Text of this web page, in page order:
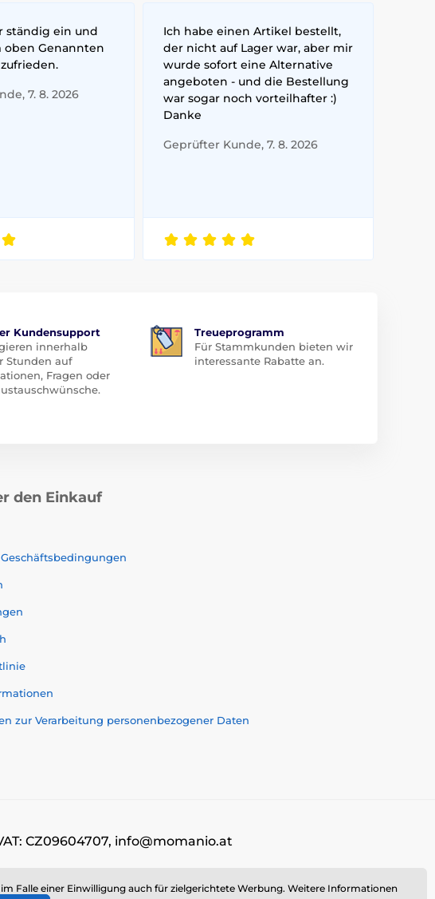
ständig ein und
Genannten
7. 8. 2026
Ich habe einen Artikel bestellt,
der nicht auf Lager war, aber mir
wurde sofort eine Alternative
angeboten - und die Bestellung
war sogar noch vorteilhafter :)
Danke
Geprüfter Kunde, 7. 8. 2026
Kundensupport
innerhalb
Stunden auf
Fragen oder
Treueprogramm
Für Stammkunden bieten wir
interessante Rabatte an.
den Einkauf
zur Verarbeitung personenbezogener Daten
CZ09604707, info@momanio.at
Falle einer Einwilligung auch für zielgerichtete Werbung. Weitere Informationen